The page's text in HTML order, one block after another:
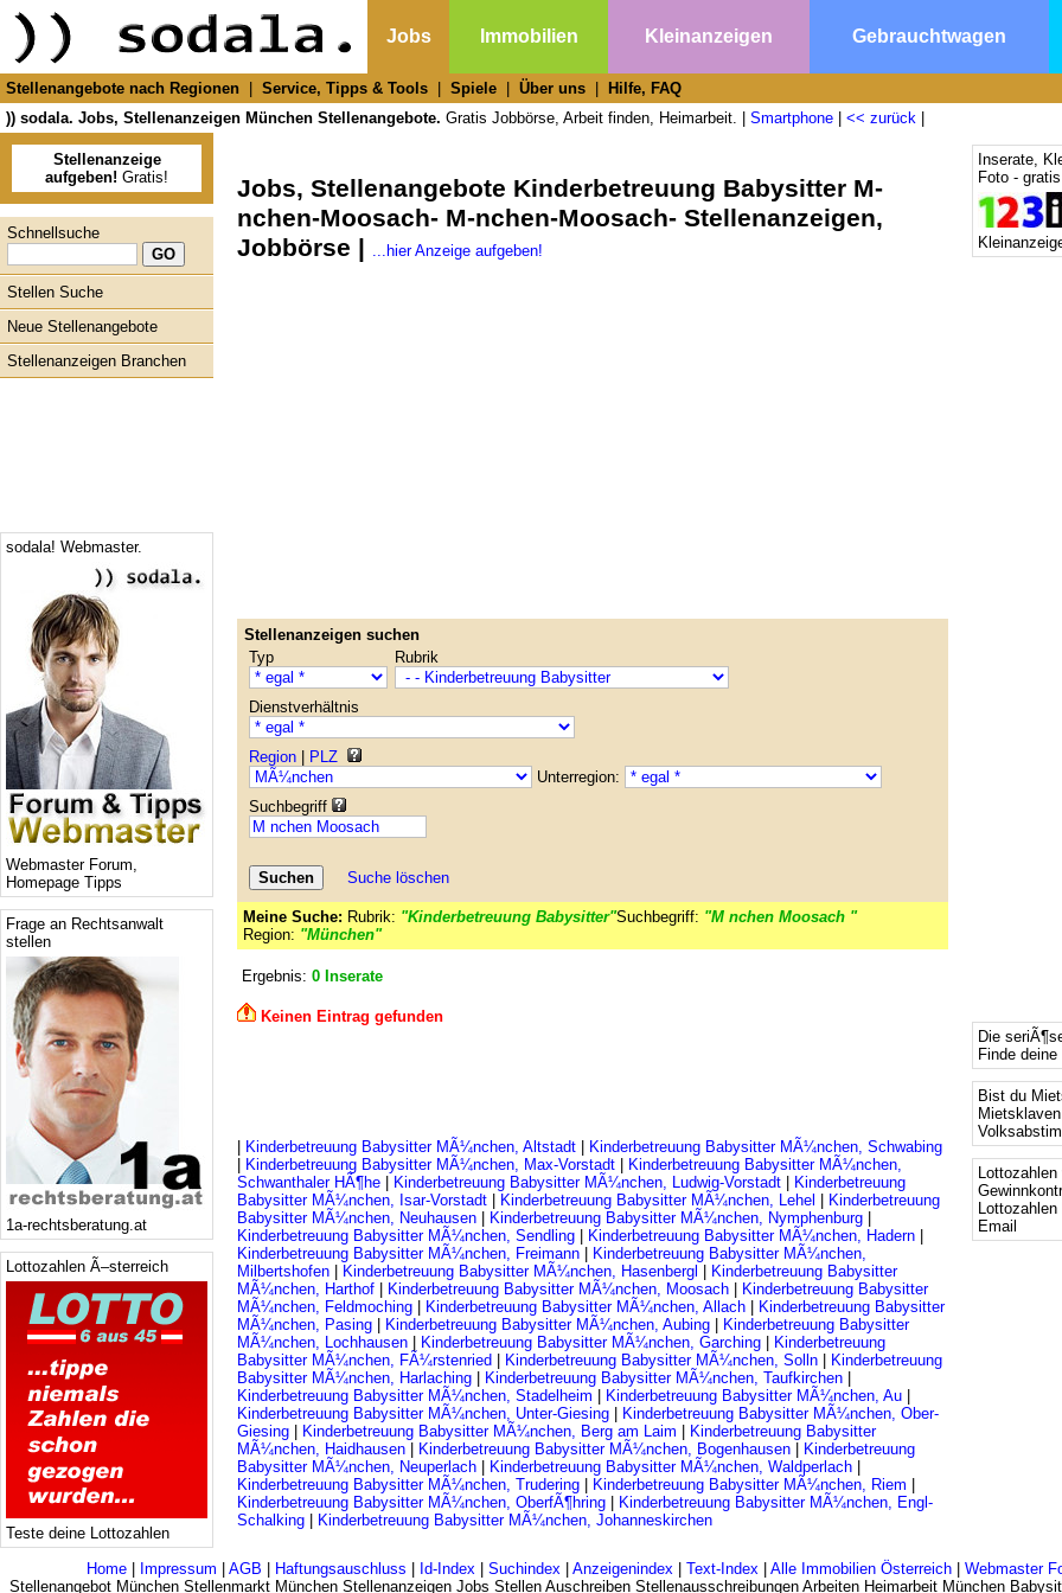
Jobs Immobilien Kleinanzeigen Gebrauchtwagen
Stellenangebote nach Regionen Service, Tipps & Tools Spiele Über uns
Hilfe, FAQ
)) sodala. Jobs, Stellenanzeigen München Stellenangebote. Gratis Jobbörse, Arbeit finden, Heimarbeit. | Smartphone << zurück
Stellenanzeige
aufgeben! Gratis!
Schnellsuche
Stellen Suche
Neue Stellenangebote
Stellenanzeigen Branchen
sodala! Webmaster.
Webmaster Forum,
Homepage Tipps
Frage an Rechtsanwalt
stellen
1a-rechtsberatung.at
Lottozahlen Ã–sterreich
Teste deine Lottozahlen
Jobs, Stellenangebote Kinderbetreuung Babysitter M-
nchen-Moosach- M-nchen-Moosach- Stellenanzeigen,
Jobbörse | ...hier Anzeige aufgeben!
Stellenanzeigen suchen
Typ
Rubrik
Dienstverhältnis
Region
PLZ
Unterregion:
Suchbegriff
Suche löschen
Meine Suche: Rubrik: "Kinderbetreuung Babysitter"Suchbegriff: "M nchen Moosach "
Region: "München"
Ergebnis: 0 Inserate
Keinen Eintrag gefunden
Kinderbetreuung Babysitter MÃ¼nchen, Altstadt
Kinderbetreuung Babysitter MÃ¼nchen, Schwabing
Kinderbetreuung Babysitter MÃ¼nchen, Max-Vorstadt
Kinderbetreuung Babysitter MÃ¼nchen,
Schwanthaler HÃ¶he
Kinderbetreuung Babysitter MÃ¼nchen, Ludwig-Vorstadt
Kinderbetreuung
Babysitter MÃ¼nchen, Isar-Vorstadt
Kinderbetreuung Babysitter MÃ¼nchen, Lehel
Kinderbetreuung
Babysitter MÃ¼nchen, Neuhausen
Kinderbetreuung Babysitter MÃ¼nchen, Nymphenburg
Kinderbetreuung Babysitter MÃ¼nchen, Sendling
Kinderbetreuung Babysitter MÃ¼nchen, Hadern
Kinderbetreuung Babysitter MÃ¼nchen, Freimann
Kinderbetreuung Babysitter MÃ¼nchen,
Milbertshofen
Kinderbetreuung Babysitter MÃ¼nchen, Hasenbergl
Kinderbetreuung Babysitter
MÃ¼nchen, Harthof
Kinderbetreuung Babysitter MÃ¼nchen, Moosach
Kinderbetreuung Babysitter
MÃ¼nchen, Feldmoching
Kinderbetreuung Babysitter MÃ¼nchen, Allach
Kinderbetreuung Babysitter
MÃ¼nchen, Pasing
Kinderbetreuung Babysitter MÃ¼nchen, Aubing
Kinderbetreuung Babysitter
MÃ¼nchen, Lochhausen
Kinderbetreuung Babysitter MÃ¼nchen, Garching
Kinderbetreuung
Babysitter MÃ¼nchen, FÃ¼rstenried
Kinderbetreuung Babysitter MÃ¼nchen, Solln
Kinderbetreuung
Babysitter MÃ¼nchen, Harlaching
Kinderbetreuung Babysitter MÃ¼nchen, Taufkirchen
Kinderbetreuung Babysitter MÃ¼nchen, Stadelheim
Kinderbetreuung Babysitter MÃ¼nchen, Au
Kinderbetreuung Babysitter MÃ¼nchen, Unter-Giesing
Kinderbetreuung Babysitter MÃ¼nchen, Ober-
Giesing
Kinderbetreuung Babysitter MÃ¼nchen, Berg am Laim
Kinderbetreuung Babysitter
MÃ¼nchen, Haidhausen
Kinderbetreuung Babysitter MÃ¼nchen, Bogenhausen
Kinderbetreuung
Babysitter MÃ¼nchen, Neuperlach
Kinderbetreuung Babysitter MÃ¼nchen, Waldperlach
Kinderbetreuung Babysitter MÃ¼nchen, Trudering
Kinderbetreuung Babysitter MÃ¼nchen, Riem
Kinderbetreuung Babysitter MÃ¼nchen, OberfÃ¶hring
Kinderbetreuung Babysitter MÃ¼nchen, Engl-
Schalking
Kinderbetreuung Babysitter MÃ¼nchen, Johanneskirchen
Inserate,
Foto -
Die
Finde deine
Bist du
Mietsklaven
Email
Home| Impressum AGB Haftungsauschluss Id-Index| Suchindex| Anzeigenindex| Text-Index| Alle Immobilien Österreich| Webmaster
Stellenangebot München Stellenmarkt München Stellenanzeigen Jobs Stellen Auschreiben Stellenausschreibungen Arbeiten Heimarbeit München